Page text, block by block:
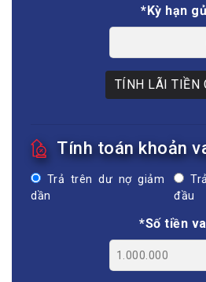
*Kỳ hạn
TÍNH LÃI TIỀN
Tính toán khoản
Trả trên dư nợ giảm
dần
đầu
*Số tiền